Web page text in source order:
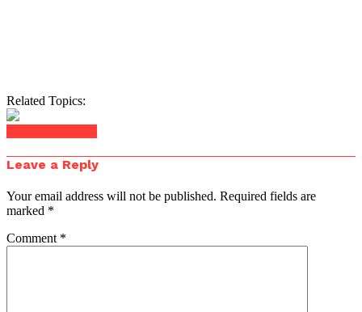
Related Topics:
Leave a Reply
Your email address will not be published. Required fields are
marked *
Comment *